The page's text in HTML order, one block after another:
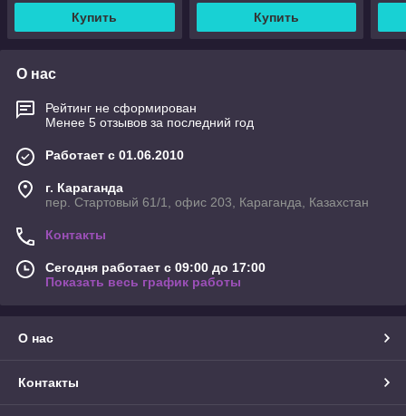
Купить Купить
О нас
Рейтинг не сформирован
Менее 5 отзывов за последний год
Работает с 01.06.2010
г. Караганда
пер. Стартовый 61/1, офис 203, Караганда, Казахстан
Контакты
Сегодня работает с 09:00 до 17:00
Показать весь график работы
О нас
Контакты